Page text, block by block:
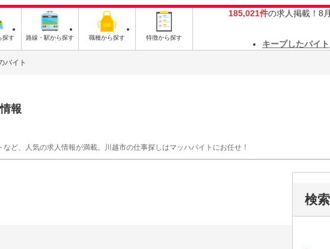
探す 路線・駅から探す 職種から探す 特徴から探す
185,021件の求人掲載！8
キープしたバイト
バイト
報
ど、人気の求人情報が満載。川越市の仕事探しはマッハバイトにお任せ！
検